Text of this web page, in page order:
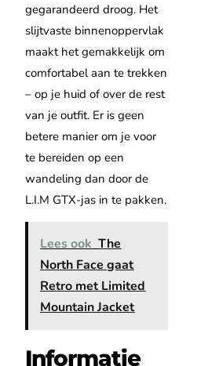
gegarandeerd droog. Het
slijtvaste binnenoppervlak
maakt het gemakkelijk om
comfortabel aan te trekken
– op je huid of over de rest
van je outfit. Er is geen
betere manier om je voor
te bereiden op een
wandeling dan door de
L.I.M GTX-jas in te pakken.
Lees ook The
North Face gaat
Retro met Limited
Mountain Jacket
Informatie